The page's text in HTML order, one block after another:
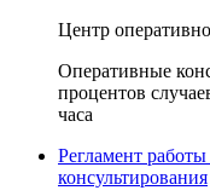
Центр
Оперативные
процентов
часа
Регламент
консультирования